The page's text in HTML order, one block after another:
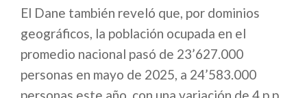
El Dane también reveló que, por dominios
geográficos, la población ocupada en el
promedio nacional pasó de 23’627.000
personas en mayo de 2025, a 24’583.000